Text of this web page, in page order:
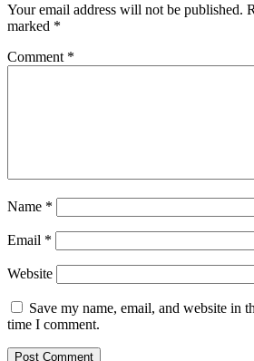
Your email address will not be published.
marked *
Comment *
Name *
Email *
Website
Save my name, email, and website in
time I comment.